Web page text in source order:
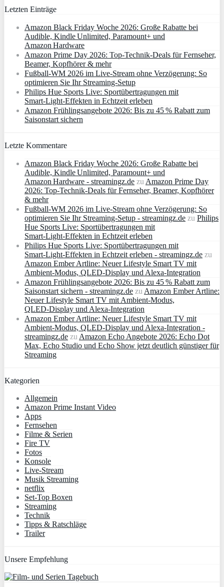
Letzten Einträge
Amazon Black Friday Woche 2026: Große Rabatte bei
Audible, Kindle Unlimited, Paramount+ und
Amazon Hardware
Amazon Prime Day 2026: Top-Technik-Deals für Fernseher,
Beamer, Kopfhörer & mehr
Fußball-WM 2026 im Live-Stream ohne Verzögerung: So
optimieren Sie Ihr Streaming-Setup
Philips Hue Sports Live: Sportübertragungen mit
Smart‑Light‑Effekten in Echtzeit erleben
Amazon Frühlingsangebote 2026: Bis zu 45 % Rabatt zum
Saisonstart sichern
Letzte Kommentare
Amazon Black Friday Woche 2026: Große Rabatte bei
Audible, Kindle Unlimited, Paramount+ und
Amazon Hardware - streamingz.de zu Amazon Prime Day
2026: Top-Technik-Deals für Fernseher, Beamer, Kopfhörer
& mehr
Fußball-WM 2026 im Live-Stream ohne Verzögerung: So
optimieren Sie Ihr Streaming-Setup - streamingz.de zu Philips
Hue Sports Live: Sportübertragungen mit
Smart‑Light‑Effekten in Echtzeit erleben
Philips Hue Sports Live: Sportübertragungen mit
Smart‑Light‑Effekten in Echtzeit erleben - streamingz.de zu
Amazon Ember Artline: Neuer Lifestyle Smart TV mit
Ambient‑Modus, QLED‑Display und Alexa‑Integration
Amazon Frühlingsangebote 2026: Bis zu 45 % Rabatt zum
Saisonstart sichern - streamingz.de zu Amazon Ember Artline:
Neuer Lifestyle Smart TV mit Ambient‑Modus,
QLED‑Display und Alexa‑Integration
Amazon Ember Artline: Neuer Lifestyle Smart TV mit
Ambient‑Modus, QLED‑Display und Alexa‑Integration -
streamingz.de zu Amazon Echo Angebote 2026: Echo Dot
Max, Echo Studio und Echo Show jetzt deutlich günstiger für
Streaming
Kategorien
Allgemein
Amazon Prime Instant Video
Apps
Fernsehen
Filme & Serien
Fire TV
Fotos
Konsole
Live-Stream
Musik Streaming
netflix
Set-Top Boxen
Streaming
Technik
Tipps & Ratschläge
Trailer
Unsere Empfehlung